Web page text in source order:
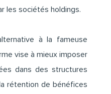
les sociétés holdings.
à la fameuse
vise à mieux imposer
dans des structures
rétention de bénéfices